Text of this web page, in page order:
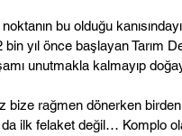
bu olduğu
bin yıl önce başlayan Tarım
unutmakla kalmayıp
bize rağmen dönerken
da ilk felaket değil… Komplo